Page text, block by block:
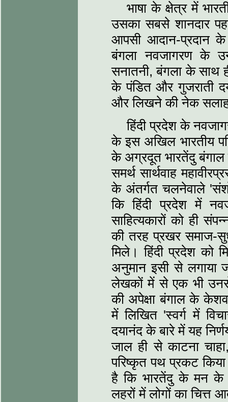
भाषा के क्षेत्र में
उसका सबसे शानदार
आपसी आदान-प्रदान के
बंगला नवजागरण के
सनातनी, बंगला के साथ
के पंडित और गुजराती
और लिखने की नेक
हिंदी प्रदेश के
के इस अखिल भारतीय
के अग्रदूत भारतेंदु बंगाल
समर्थ सार्थवाह
के अंतर्गत चलनेवाले
कि हिंदी प्रदेश में
साहित्‍यकारों को ही
की तरह प्रखर समाज-
मिले। हिंदी प्रदेश को
अनुमान इसी से लगाया
लेखकों में से एक भी उनसे
की अपेक्षा बंगाल के
में लिखित 'स्‍वर्ग में
दयानंद के बारे में यह
जाल ही से काटना
परिष्‍कृत पथ प्रकट
है कि भारतेंदु के मन
लहरों में लोगों का चित्त